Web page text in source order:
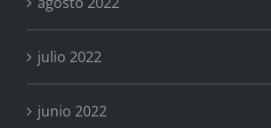
julio 2022
junio 2022